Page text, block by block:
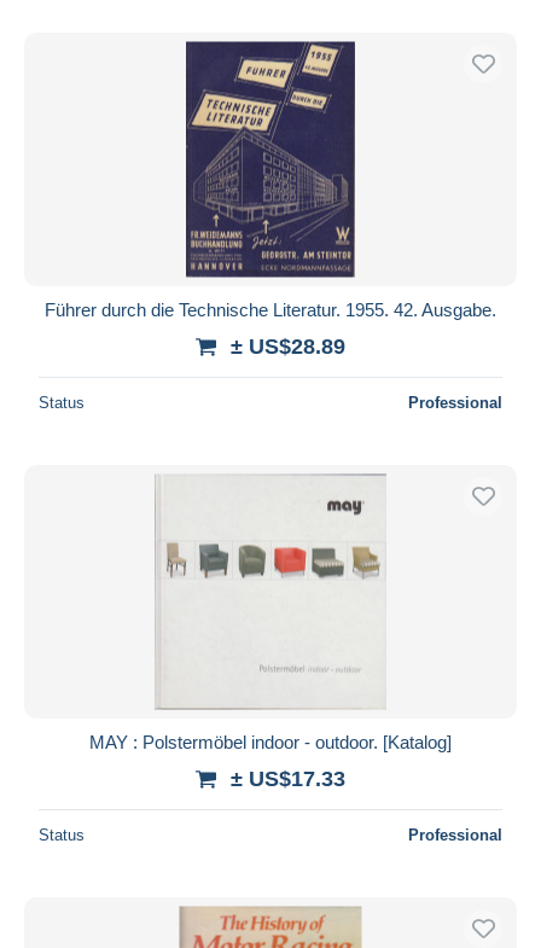
Führer durch die Technische Literatur. 1955. 42. Ausgabe.
± US$28.89
Status Professional
MAY : Polstermöbel indoor - outdoor. [Katalog]
± US$17.33
Status Professional